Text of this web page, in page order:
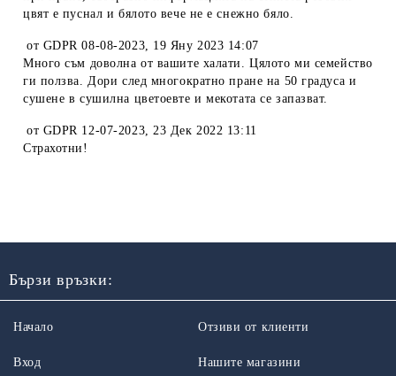
цвят е пуснал и бялото вече не е снежно бяло.
от GDPR 08-08-2023, 19 Яну 2023 14:07
Много съм доволна от вашите халати. Цялото ми семейство
ги ползва. Дори след многократно пране на 50 градуса и
сушене в сушилна цветоевте и мекотата се запазват.
от GDPR 12-07-2023,23 Дек 2022 13:11
Страхотни!
Бързи връзки:
Начало
Вход
Отзиви от клиенти
Нашите магазини